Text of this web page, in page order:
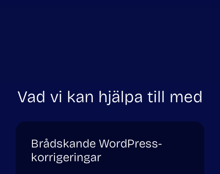
Vad vi kan hjälpa till med
Brådskande WordPress-
korrigeringar